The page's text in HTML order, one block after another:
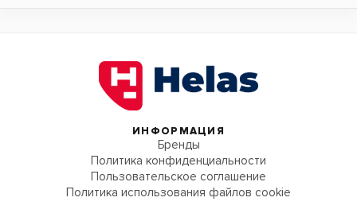
ИНФОРМАЦИЯ
Бренды
Политика конфиденциальности
Пользовательское соглашение
Политика использования файлов cookie